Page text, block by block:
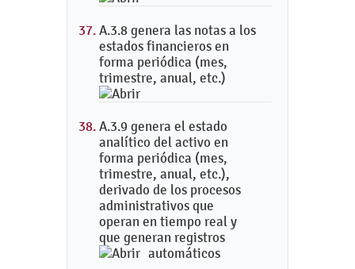
A.3.8 genera las notas a los
estados financieros en
forma periódica (mes,
trimestre, anual, etc.)
A.3.9 genera el estado
analítico del activo en
forma periódica (mes,
trimestre, anual, etc.),
derivado de los procesos
administrativos que
operan en tiempo real y
que generan registros
automáticos